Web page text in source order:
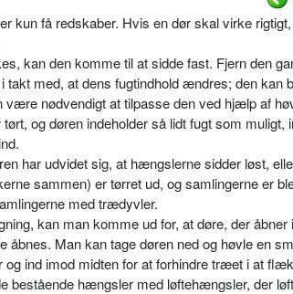
kun få redskaber. Hvis en dør skal virke
kan den komme til at sidde fast. Fjern den
med, at dens fugtindhold ændres; den kan
være nødvendigt at tilpasse den ved hjælp af
og døren indeholder så lidt fugt som muligt,
har udvidet sig, at hængslerne sidder løst,
sammen) er tørret ud, og samlingerne er
med trædyvler.
kan man komme ud for, at døre, der åbner
åbnes. Man kan tage døren ned og høvle en
og ind imod midten for at forhindre træet i at
bestående hængsler med løftehængsler, der